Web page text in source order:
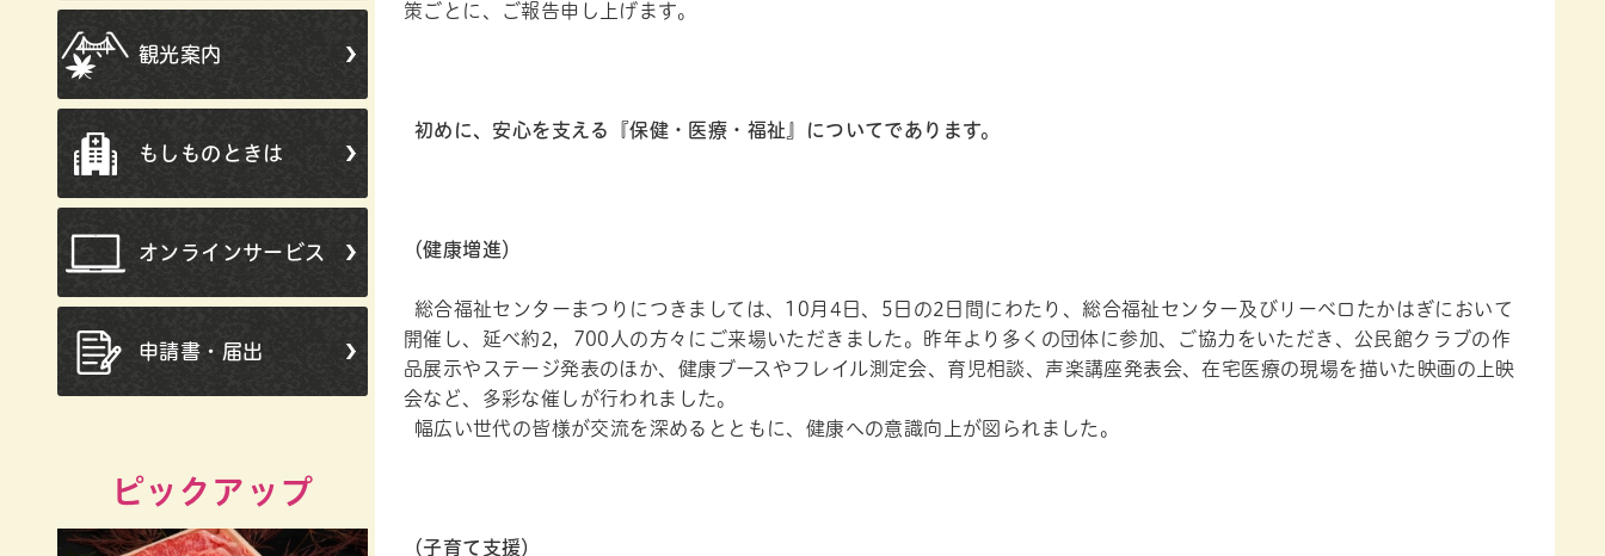
観光案内
もしものときは
オンラインサービス
申請書・届出
ピックアップ
策ごとに、ご報告申し上げます。
初めに、安心を支える『保健・医療・福祉』についてであります。
（健康増進）
総合福祉センターまつりにつきましては、10月4日、5日の2日間にわたり、総合福祉センター及びリーベロたかはぎにおいて
開催し、延べ約2，700人の方々にご来場いただきました。昨年より多くの団体に参加、ご協力をいただき、公民館クラブの作
品展示やステージ発表のほか、健康ブースやフレイル測定会、育児相談、声楽講座発表会、在宅医療の現場を描いた映画の上映
会など、多彩な催しが行われました。
幅広い世代の皆様が交流を深めるとともに、健康への意識向上が図られました。
（子育て支援）